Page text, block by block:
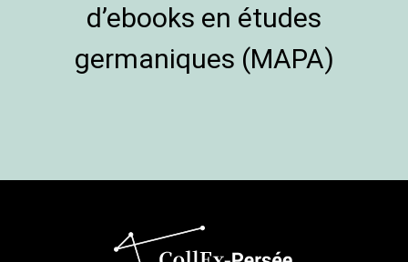
d’ebooks en études
germaniques (MAPA)